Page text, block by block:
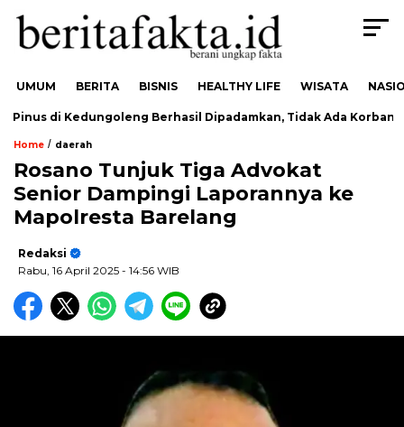
UMUM BERITA BISNIS HEALTHY LIFE WISATA
di Kedungoleng Berhasil Dipadamkan, Tidak Ada Korban
Home / daerah
Rosano Tunjuk Tiga Advokat
Senior Dampingi Laporannya ke
Mapolresta Barelang
Redaksi
Rabu, 16 April 2025 - 14:56 WIB